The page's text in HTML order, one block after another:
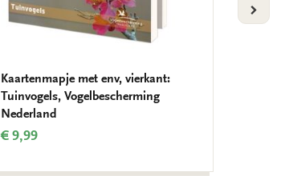
Kaartenmapje met env, vierkant:
Tuinvogels, Vogelbescherming
Nederland
€ 9,99